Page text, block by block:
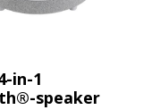
in-1
speaker